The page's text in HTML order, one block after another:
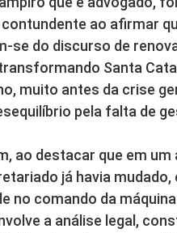
ao afirmar
se do discurso de
Santa
muito antes da crise
pela falta de
ao destacar que em um
já havia
no comando da
a análise legal,